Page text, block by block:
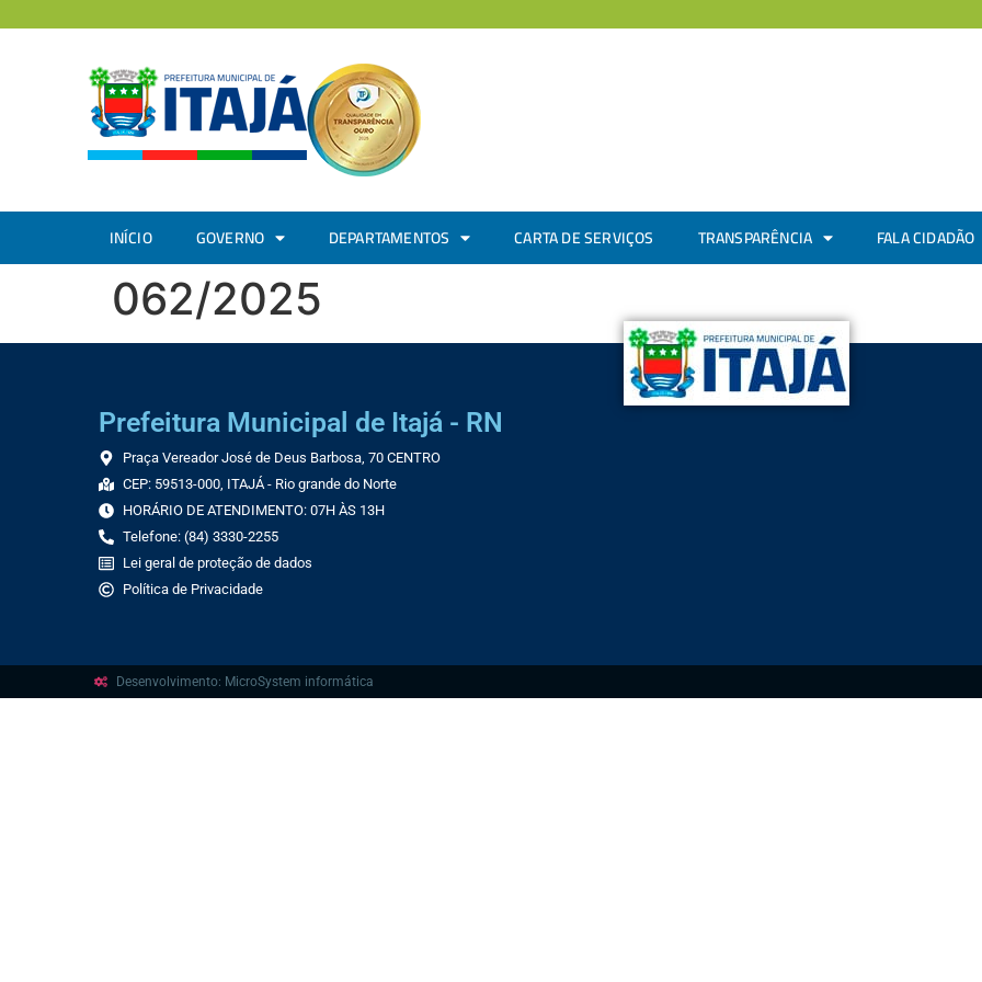
INÍCIO GOVERNO DEPARTAMENTOS CARTA DE SERVIÇOS TRANSPARÊNCIA FALA CIDADÃO
062/2025
Prefeitura Municipal de Itajá - RN
Praça Vereador José de Deus Barbosa, 70 CENTRO
CEP: 59513-000, ITAJÁ - Rio grande do Norte
HORÁRIO DE ATENDIMENTO: 07H ÀS 13H
Telefone: (84) 3330-2255
Lei geral de proteção de dados
Política de Privacidade
Desenvolvimento: MicroSystem informática